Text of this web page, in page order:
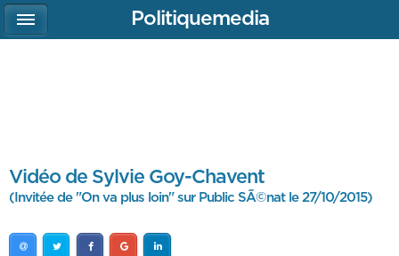
Vidéo de Sylvie Goy-Chavent
(Invitée de "On va plus loin" sur Public SÃ©nat le 27/10/2015)
Politiquemedia